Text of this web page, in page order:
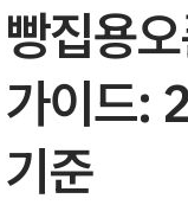
빵집용
가이드:
기준